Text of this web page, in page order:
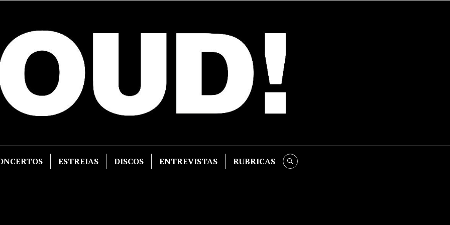
ESTREIAS DISCOS ENTREVISTAS RUBRICAS SEARCH